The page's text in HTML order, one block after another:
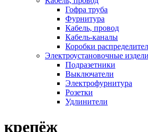
Гофра труба
Фурнитура
Кабель, провод
Кабель-каналы
Коробки
Электроустановочные
Подразетники
Выключатели
Электрофурнитура
Розетки
Удлинители
крепёж